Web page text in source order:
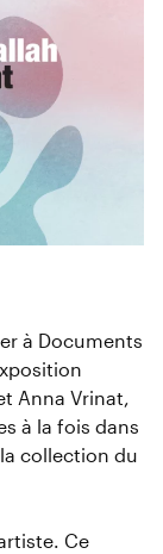
à Documents
Anna Vrinat,
à la fois dans
collection du
Ce